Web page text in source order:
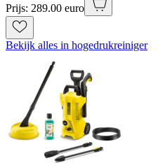
Prijs: 289.00 euro
Bekijk alles in hogedrukreiniger